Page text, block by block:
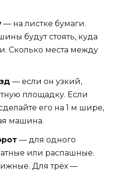
— на листке бумаги.
будут стоять, куда
Сколько места между
— если он узкий,
площадку. Если
его на 1 м шире,
машина.
— для одного
или распашные.
Для трёх —